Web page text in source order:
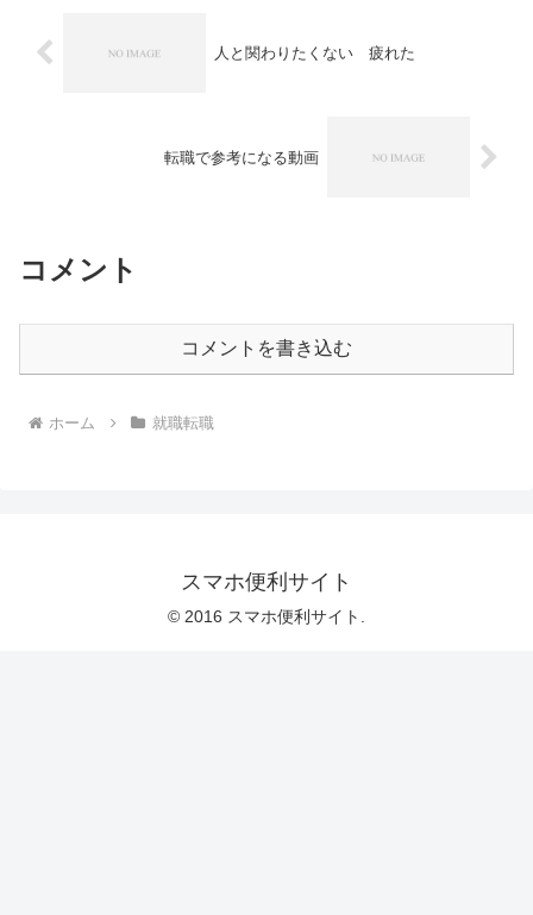
人と関わりたくない 疲れた
転職で参考になる動画
コメント
コメントを書き込む
ホーム 就職転職
スマホ便利サイト
© 2016 スマホ便利サイト.